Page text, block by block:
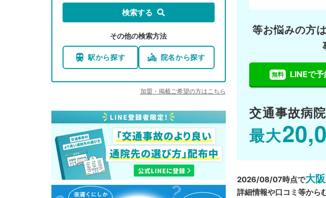
検索する
その他の検索方法
駅から探す 院名から探す
加盟・掲載ご希望の方はこちら
等お悩みの方は
無料 LINEで
交通事故病
最大
2026/08/07時点で大
詳細情報や口コミ等から